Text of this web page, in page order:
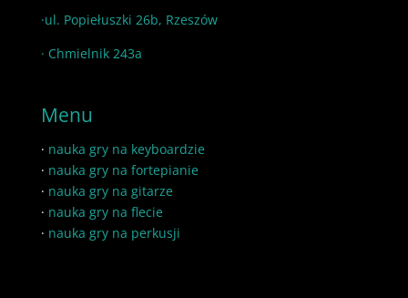
·ul. Popiełuszki 26b, Rzeszów
· Chmielnik 243a
Menu
· nauka gry na keyboardzie
· nauka gry na fortepianie
· nauka gry na gitarze
· nauka gry na flecie
· nauka gry na perkusji